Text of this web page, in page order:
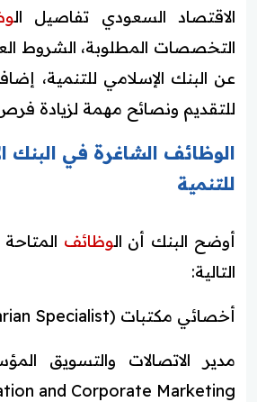
الاقتصاد السعودي تفاصيل ال
التخصصات المطلوبة، الشروط
عن البنك الإسلامي للتنمية،
للتقديم ونصائح مهمة لزيادة
الوظائف الشاغرة في البنك
للتنمية
أوضح البنك أن الوظائف
التالية:
أخصائي مكتبات (Librarian Specialist)
and Corporate Marketing)